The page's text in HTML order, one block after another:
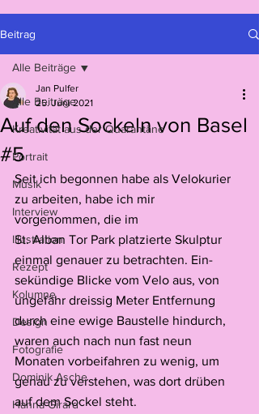
Beitrag
Alle Beiträge
Kreativität aus der Quarantäne
Portrait
Musik
Interview
Illustration
Rezept
Kolumne
Design
Fotografie
Dominik Asche
Hanna Girard
Alle Beiträge
Auf den Sockeln von Basel
#5
Jan Pulfer
25. Juni 2021
Seit ich begonnen habe als Velokurier
zu arbeiten, habe ich mir
vorgenommen, die im
St. Alban Tor Park platzierte Skulptur
einmal genauer zu betrachten. Ein-
sekündige Blicke vom Velo aus, von
ungefähr dreissig Meter Entfernung
durch eine ewige Baustelle hindurch,
waren auch nach nun fast neun
Monaten vorbeifahren zu wenig, um
genau zu verstehen, was dort drüben
auf dem Sockel steht.